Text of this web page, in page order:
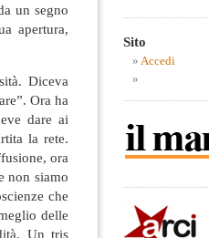
un segno
apertura,
Diceva
Ora ha
dare ai
la rete.
ora
non siamo
che
delle
Un tris
Sito
Accedi